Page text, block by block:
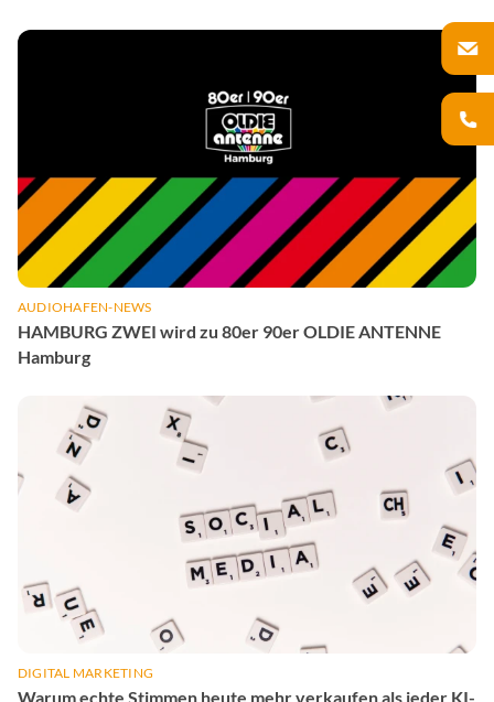
AUDIOHAFEN-NEWS
HAMBURG ZWEI wird zu 80er 90er OLDIE ANTENNE
Hamburg
DIGITAL MARKETING
Warum echte Stimmen heute mehr verkaufen als jeder KI-